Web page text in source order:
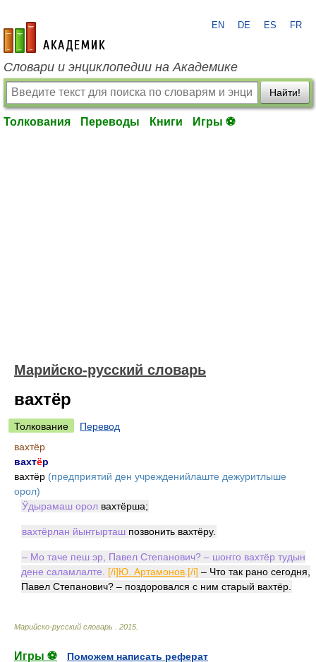
academic.ru
EN DE ES FR
Словари и энциклопедии на Академике
Найти!
Толкования Переводы Книги Игры ⚽
Марийско-русский словарь
вахтёр
Толкование
Перевод
вахтёр
вахтёр
вахтёр (предприятий ден учрежденийлаште дежуритлыше
орол)
Ӱдырамаш орол вахтёрша;
вахтёрлан йыҥгырташ позвонить вахтёру.
– Мо таче пеш эр, Павел Степанович? – шоҥго вахтёр тудын
дене саламлалте.
[/i]Ю. Артамонов .[/i] – Что так рано сегодня,
Павел Степанович? – поздоровался с ним старый вахтёр.
Марийско-русский словарь 2015
Игры ⚽
Поможем написать реферат